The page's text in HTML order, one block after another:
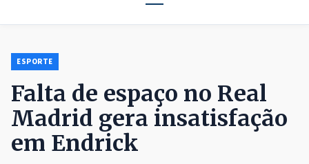
ESPORTE
Falta de espaço no Real
Madrid gera insatisfação
em Endrick